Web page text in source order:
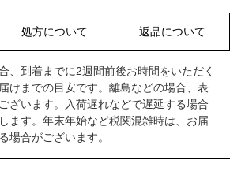
処方について 返品について
、到着までに2週間前後お時間をいただく
けまでの目安です。離島などの場合、表
ざいます。入荷遅れなどで遅延する場合
ます。年末年始など税関混雑時は、お届
場合がございます。